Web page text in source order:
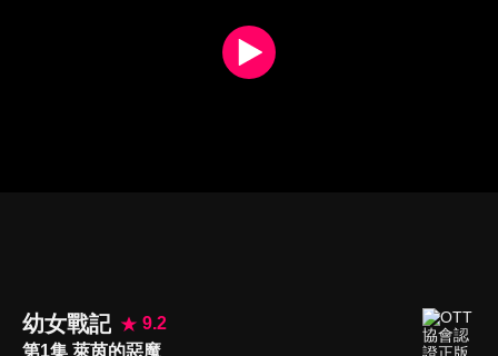
幼女戰記
9.2
第1集 萊茵的惡魔